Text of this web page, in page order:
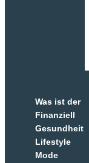
Was ist der
Finanziell
Gesundheit
Lifestyle
Mode